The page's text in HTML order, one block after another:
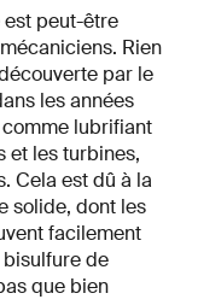
peut-être
Rien
par le
les années
lubrifiant
et les turbines,
Cela est dû à la
solide, dont les
facilement
bisulfure de
que bien